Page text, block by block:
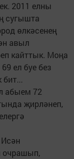
2011 елны
сугышта
өлкәсенең
авыл
кайттык. Моңа
ел буе без
абыем 72
җирләнеп,
очрашып,